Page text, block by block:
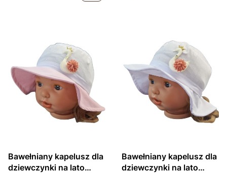
Bawełniany kapelusz dla
dziewczynki na lato
Bawełniany kapelusz dla
dziewczynki na lato